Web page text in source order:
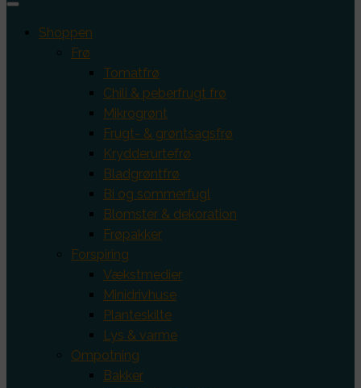
Shoppen
Frø
Tomatfrø
Chili & peberfrugt frø
Mikrogrønt
Frugt- & grøntsagsfrø
Krydderurtefrø
Bladgrøntfrø
Bi og sommerfugl
Blomster & dekoration
Frøpakker
Forspiring
Vækstmedier
Minidrivhuse
Planteskilte
Lys & varme
Ompotning
Bakker